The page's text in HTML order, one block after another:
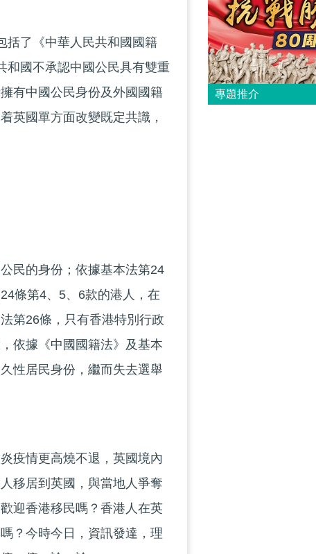
括了《中華人民共和國國籍
和國不承認中國公民具有雙重
有中國公民身份及外國國籍
英國單方面改變既定共識，
民的身份；依據基本法第24
條第4、5、6款的港人，在
第26條，只有香港特別行政
依據《中國國籍法》及基本
性居民身份，繼而失去選舉
疫情更高燒不退，英國境內
移居到英國，與當地人爭奪
迎香港移民嗎？香港人在英
？今時今日，資訊發達，理
專題推介